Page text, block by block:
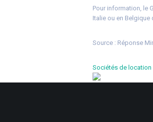
Pour information, le
Italie ou en Belgique
Source : Réponse
Sociétés de location